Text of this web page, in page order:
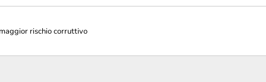
rischio corruttivo